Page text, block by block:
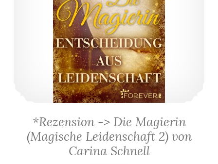
*Rezension -> Die Magierin
(Magische Leidenschaft 2) von
Carina Schnell